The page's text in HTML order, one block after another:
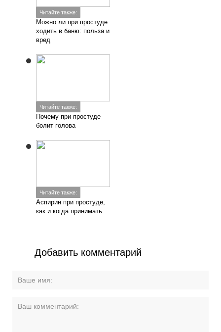
Читайте также:
Можно ли при простуде
ходить в баню: польза и
вред
Читайте также:
Почему при простуде
болит голова
Читайте также:
Аспирин при простуде,
как и когда принимать
Добавить комментарий